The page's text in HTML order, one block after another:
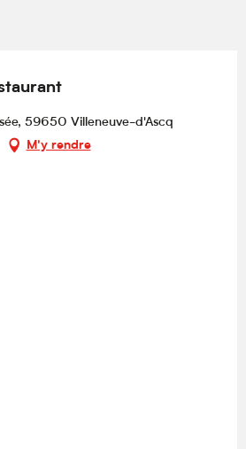
59650 Villeneuve-d'Ascq
M'y rendre